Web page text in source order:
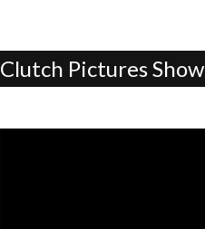
Clutch Pictures Show